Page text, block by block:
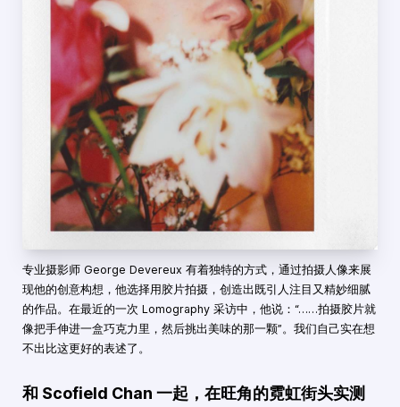
专业摄影师 George Devereux 有着独特的方式，通过拍摄人像来展
现他的创意构想，他选择用胶片拍摄，创造出既引人注目又精妙细腻
的作品。在最近的一次 Lomography 采访中，他说：“……拍摄胶片就
像把手伸进一盒巧克力里，然后挑出美味的那一颗”。我们自己实在想
不出比这更好的表述了。
和 Scofield Chan 一起，在旺角的霓虹街头实测